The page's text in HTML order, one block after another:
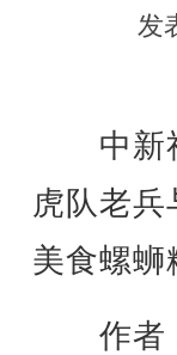
发
中新社
虎队老兵
美食螺蛳
作者